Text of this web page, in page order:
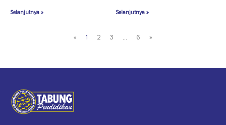
Selanjutnya » Selanjutnya »
« 1 2 3 … 6 »